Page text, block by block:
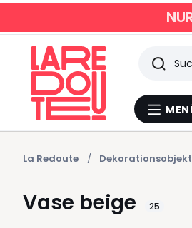
La Redoute
Vase beige 25